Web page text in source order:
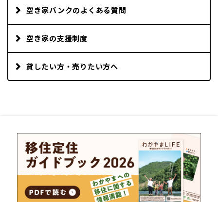
空き家バンクのよくある質問
空き家の支援制度
貸したい方・売りたい方へ